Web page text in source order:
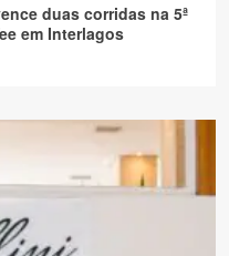
duas corridas na 5ª
em Interlagos